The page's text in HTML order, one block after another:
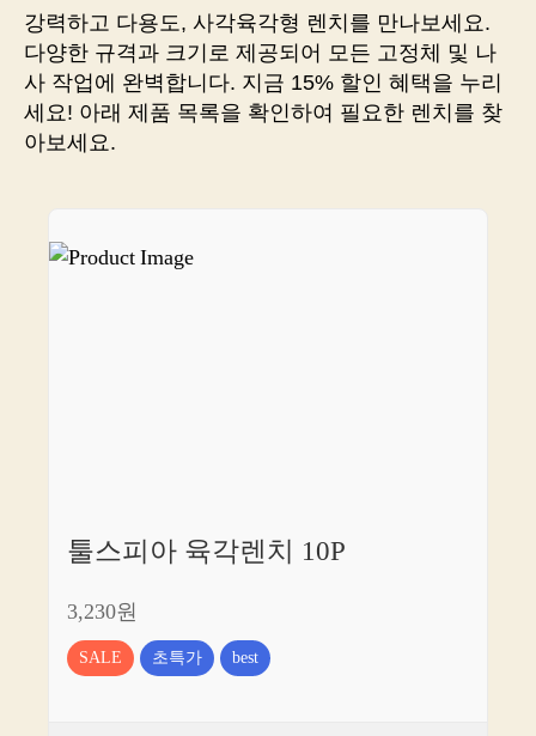
이
걸
로
종
결
강력하고 다용도, 사각육각형 렌치를 만나보세요.
다양한 규격과 크기로 제공되어 모든 고정체 및 나
사 작업에 완벽합니다. 지금 15% 할인 혜택을 누리
세요! 아래 제품 목록을 확인하여 필요한 렌치를 찾
아보세요.
툴스피아 육각렌치 10P
3,230원
SALE 초특가 best